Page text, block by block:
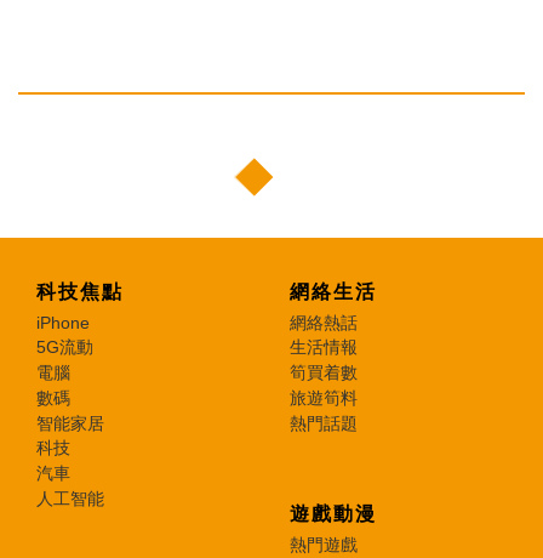
科技焦點
iPhone
5G流動
電腦
數碼
智能家居
科技
汽車
人工智能
網絡生活
網絡熱話
生活情報
筍買着數
旅遊筍料
熱門話題
遊戲動漫
熱門遊戲